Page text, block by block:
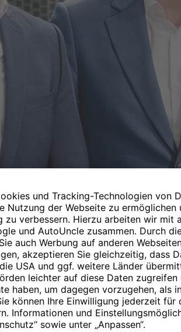
Vorstand der
die Aufgabe des operativen
damit die Nachfolge von Achim Quitz
hat.